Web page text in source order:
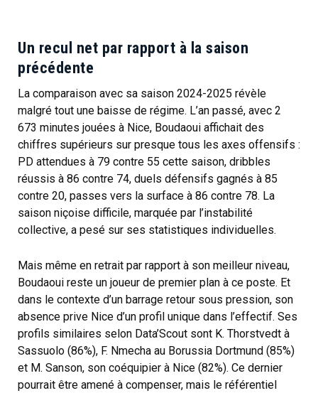
Un recul net par rapport à la saison
précédente
La comparaison avec sa saison 2024-2025 révèle
malgré tout une baisse de régime. L’an passé, avec 2
673 minutes jouées à Nice, Boudaoui affichait des
chiffres supérieurs sur presque tous les axes offensifs :
PD attendues à 79 contre 55 cette saison, dribbles
réussis à 86 contre 74, duels défensifs gagnés à 85
contre 20, passes vers la surface à 86 contre 78. La
saison niçoise difficile, marquée par l’instabilité
collective, a pesé sur ses statistiques individuelles.
Mais même en retrait par rapport à son meilleur niveau,
Boudaoui reste un joueur de premier plan à ce poste. Et
dans le contexte d’un barrage retour sous pression, son
absence prive Nice d’un profil unique dans l’effectif. Ses
profils similaires selon Data’Scout sont K. Thorstvedt à
Sassuolo (86%), F. Nmecha au Borussia Dortmund (85%)
et M. Sanson, son coéquipier à Nice (82%). Ce dernier
pourrait être amené à compenser, mais le référentiel